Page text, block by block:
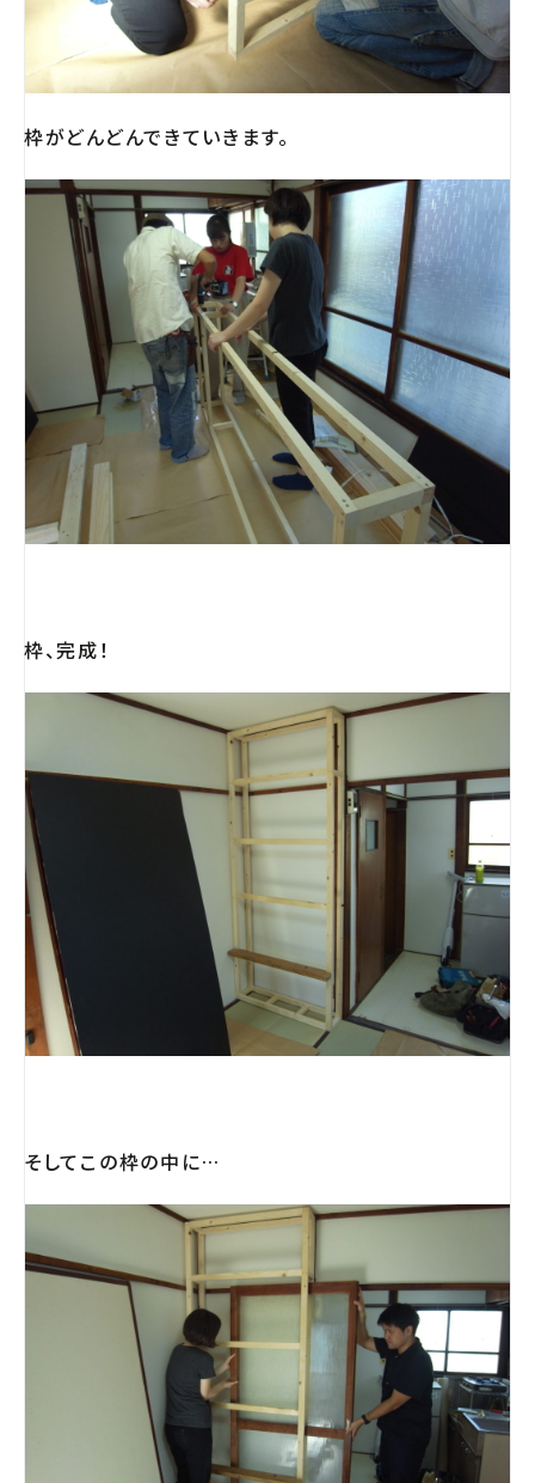
枠がどんどんできていきます。
枠、完成！
そしてこの枠の中に…